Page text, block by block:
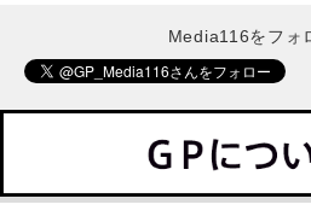
Media116をフォ